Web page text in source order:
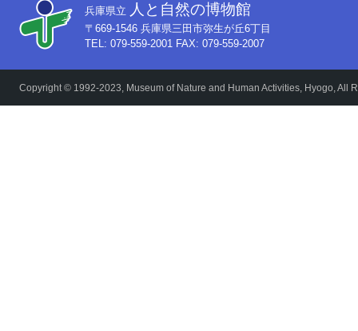
兵庫県立 人と自然の博物館
〒669-1546 兵庫県三田市弥生が丘6丁目
TEL: 079-559-2001 FAX: 079-559-2007
Copyright © 1992-2023, Museum of Nature and Human Activities, Hyogo, All